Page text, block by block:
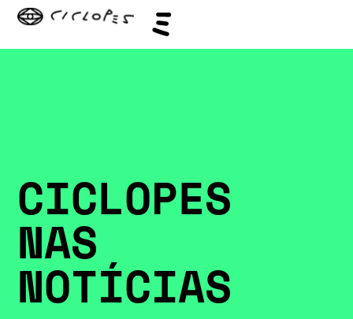
CICLOPES
NAS
NOTÍCIAS